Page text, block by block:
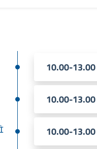
10.00-13.00
10.00-13.00
10.00-13.00